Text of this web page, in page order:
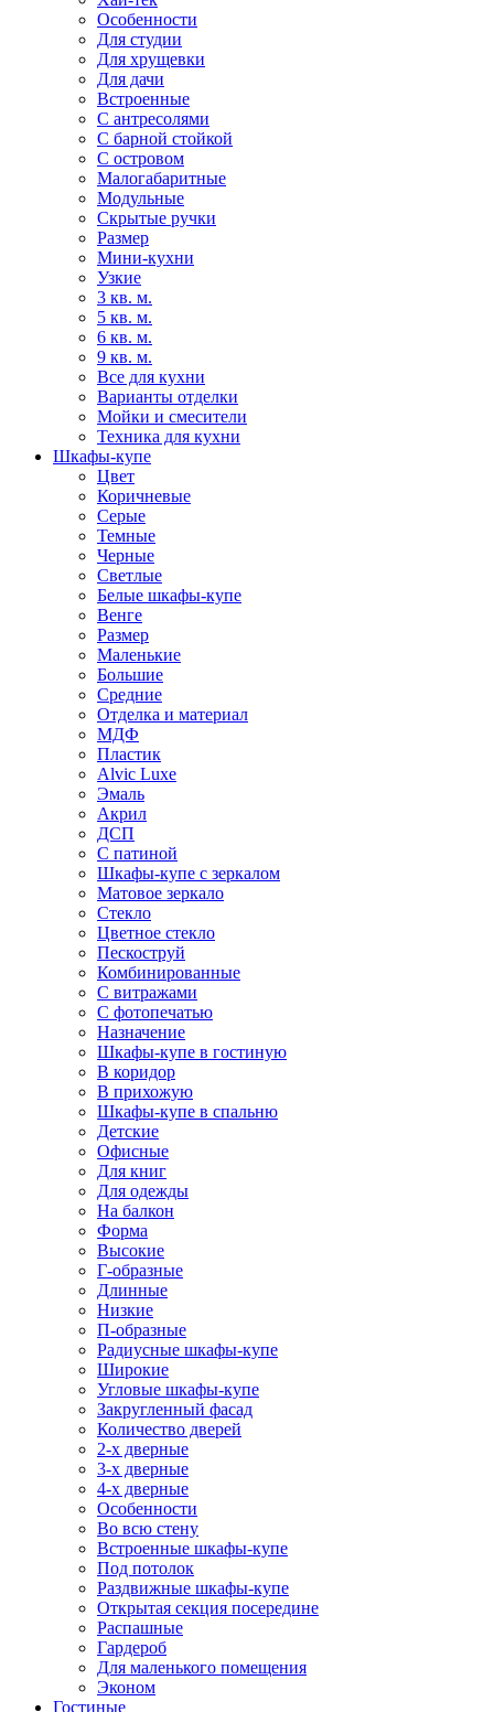
Особенности
Для студии
Для хрущевки
Для дачи
Встроенные
С антресолями
С барной стойкой
С островом
Малогабаритные
Модульные
Скрытые ручки
Размер
Мини-кухни
Узкие
3 кв. м.
5 кв. м.
6 кв. м.
9 кв. м.
Все для кухни
Варианты отделки
Мойки и смесители
Техника для кухни
Шкафы-купе
Цвет
Коричневые
Серые
Темные
Черные
Светлые
Белые шкафы-купе
Венге
Размер
Маленькие
Большие
Средние
Отделка и материал
МДФ
Пластик
Alvic Luxe
Эмаль
Акрил
ДСП
С патиной
Шкафы-купе с зеркалом
Матовое зеркало
Стекло
Цветное стекло
Пескоструй
Комбинированные
С витражами
С фотопечатью
Назначение
Шкафы-купе в гостиную
В коридор
В прихожую
Шкафы-купе в спальню
Детские
Офисные
Для книг
Для одежды
На балкон
Форма
Высокие
Г-образные
Длинные
Низкие
П-образные
Радиусные шкафы-купе
Широкие
Угловые шкафы-купе
Закругленный фасад
Количество дверей
2-х дверные
3-х дверные
4-х дверные
Особенности
Во всю стену
Встроенные шкафы-купе
Под потолок
Раздвижные шкафы-купе
Открытая секция посередине
Распашные
Гардероб
Для маленького помещения
Эконом
Гостиные